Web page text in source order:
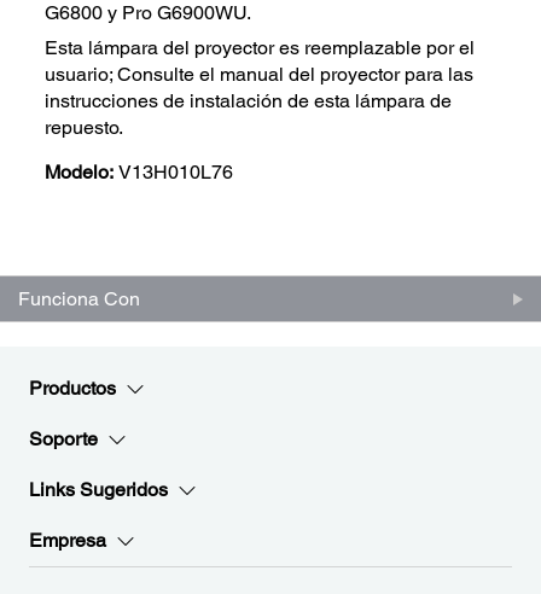
G6800 y Pro G6900WU.
Esta lámpara del proyector es reemplazable por el
usuario; Consulte el manual del proyector para las
instrucciones de instalación de esta lámpara de
repuesto.
Modelo: V13H010L76
Funciona Con
Productos
Soporte
Links Sugeridos
Empresa